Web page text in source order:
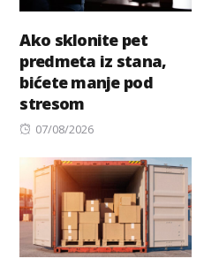
Ako sklonite pet
predmeta iz stana,
bićete manje pod
stresom
Posted
07/08/2026